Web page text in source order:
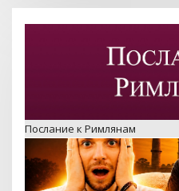
Послание к Римлянам